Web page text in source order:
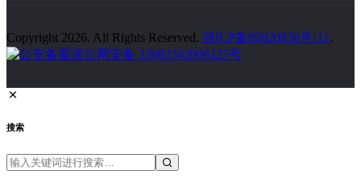
Copyright 2026. All Rights Reserved. 浙ICP备09020836号-11 .
浙公网安备 33082502000225号
搜索